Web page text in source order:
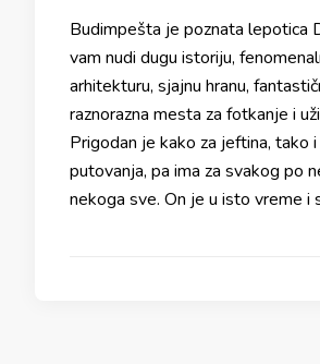
Budimpešta je poznata lepotica
vam nudi dugu istoriju,
arhitekturu, sjajnu hranu,
raznorazna mesta za fotkanje i
Prigodan je kako za jeftina, tako i
putovanja, pa ima za svakog po
nekoga sve. On je u isto vreme i